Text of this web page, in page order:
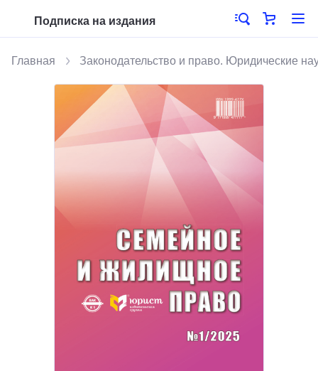
Подписка на издания
Главная Законодательство и право. Юридические